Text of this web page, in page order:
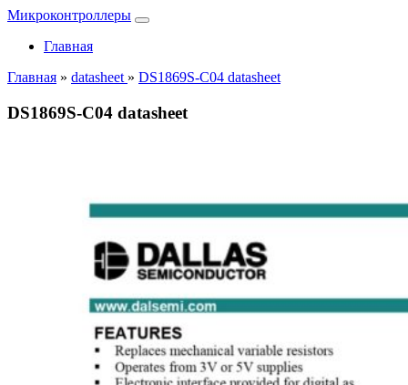
Микроконтроллеры
Главная
Главная » datasheet » DS1869S-C04 datasheet
DS1869S-C04 datasheet